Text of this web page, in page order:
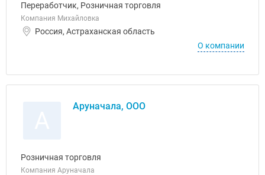
Переработчик, Розничная торговля
Компания Михайловка
Россия, Астраханская область
О компании
Аруначала, ООО
Розничная торговля
Компания Аруначала